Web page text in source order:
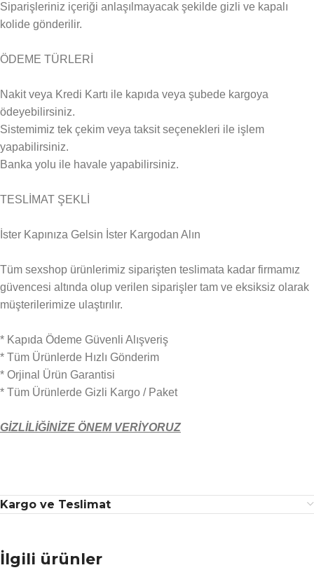
Siparişleriniz içeriği anlaşılmayacak şekilde gizli ve kapalı
kolide gönderilir.
ÖDEME TÜRLERİ
Nakit veya Kredi Kartı ile kapıda veya şubede kargoya
ödeyebilirsiniz.
Sistemimiz tek çekim veya taksit seçenekleri ile işlem
yapabilirsiniz.
Banka yolu ile havale yapabilirsiniz.
TESLİMAT ŞEKLİ
İster Kapınıza Gelsin İster Kargodan Alın
Tüm sexshop ürünlerimiz siparişten teslimata kadar firmamız
güvencesi altında olup verilen siparişler tam ve eksiksiz olarak
müşterilerimize ulaştırılır.
* Kapıda Ödeme Güvenli Alışveriş
* Tüm Ürünlerde Hızlı Gönderim
* Orjinal Ürün Garantisi
* Tüm Ürünlerde Gizli Kargo / Paket
GİZLİLİĞİNİZE ÖNEM VERİYORUZ
Kargo ve Teslimat
İlgili ürünler